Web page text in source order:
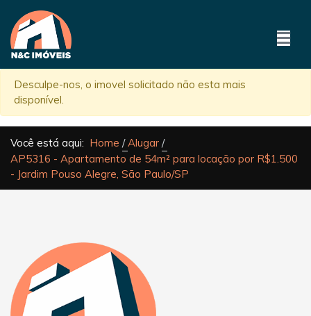
Desculpe-nos, o imovel solicitado não esta mais
disponível.
Você está aqui: Home
Alugar
AP5316 - Apartamento de 54m² para locação por R$1.500
- Jardim Pouso Alegre, São Paulo/SP